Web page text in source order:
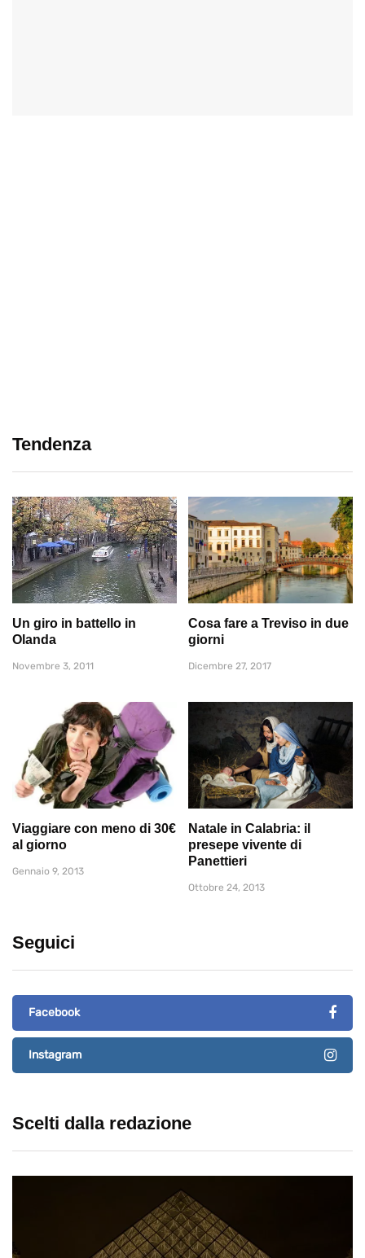
Tendenza
Un giro in battello in
Olanda
Novembre 3, 2011
Cosa fare a Treviso in due
giorni
Dicembre 27, 2017
Viaggiare con meno di 30€
al giorno
Gennaio 9, 2013
Natale in Calabria: il
presepe vivente di
Panettieri
Ottobre 24, 2013
Seguici
Facebook
Instagram
Scelti dalla redazione